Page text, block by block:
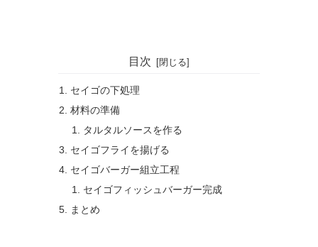
目次
セイゴの下処理
材料の準備
タルタルソースを作る
セイゴフライを揚げる
セイゴバーガー組立工程
セイゴフィッシュバーガー完成
まとめ